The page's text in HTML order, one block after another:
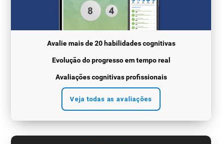
Veja todas as avaliações
Avalie mais de 20 habilidades cognitivas
Evolução do progresso em tempo real
Avaliações cognitivas profissionais